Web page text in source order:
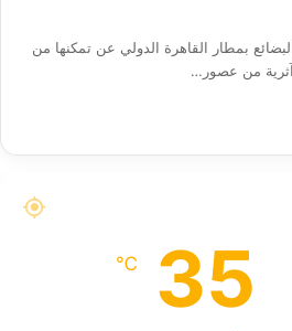
بمطار القاهرة الدولي عن تمكنها من
35
℃